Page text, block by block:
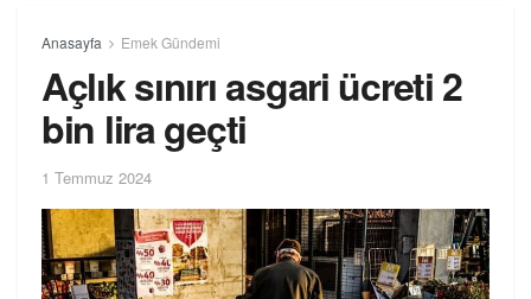
Anasayfa Emek Gündemi
Açlık sınırı asgari ücreti 2
bin lira geçti
1 Temmuz 2024